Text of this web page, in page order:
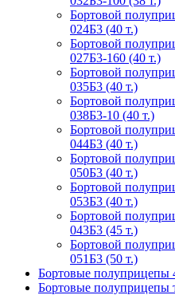
Бортовой
024Б3 (40 т.)
Бортовой
027Б3-160 (40 т.)
Бортовой
035Б3 (40 т.)
Бортовой
038Б3-10 (40 т.)
Бортовой
044Б3 (40 т.)
Бортовой
050Б3 (40 т.)
Бортовой
053Б3 (40 т.)
Бортовой
043Б3 (45 т.)
Бортовой
051Б3 (50 т.)
Бортовые полуприцепы
Бортовые полуприцепы